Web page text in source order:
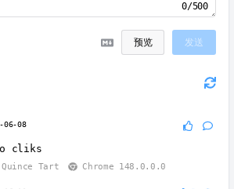
0/500
预览 发送
06-08
cliks
Tart Chrome 148.0.0.0